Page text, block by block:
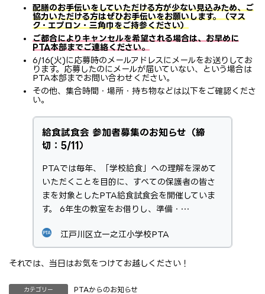
配膳のお手伝いをしていただける方が少ない見込みため、ご
協力いただける方はぜひお手伝いをお願いします。（マス
ク・エプロン・三角巾をご持参ください）
ご都合によりキャンセルを希望される場合は、お早めに
PTA本部までご連絡ください。
6/16(火)に応募時のメールアドレスにメールをお送りしてお
ります。応募したのにメールが届いていない、という場合は
PTA本部までお問い合わせください。
その他、集合時間・場所・持ち物などは以下をご確認くださ
い。
給食試食会 参加者募集のお知らせ（締
切：5/11）
PTAでは毎年、「学校給食」への理解を深めて
いただくことを目的に、すべての保護者の皆さ
まを対象としたPTA給食試食会を開催していま
す。 6年生の教室をお借りし、準備・…
江戸川区立一之江小学校PTA
それでは、当日はお気をつけてお越しください！
カテゴリー PTAからのお知らせ